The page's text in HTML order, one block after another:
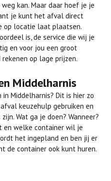
kan. Maar daar hoef je je
je kunt het afval direct
op locatie laat plaatsen.
is, de service die wij je
en voor jou een groot
op lage prijzen.
Middelharnis
Middelharnis? Dit is hier zo
keuzehulp gebruiken en
Wat ga je doen? Wanneer?
en welke container wil je
het ingepland en ben jij er
de container ook kunt huren.